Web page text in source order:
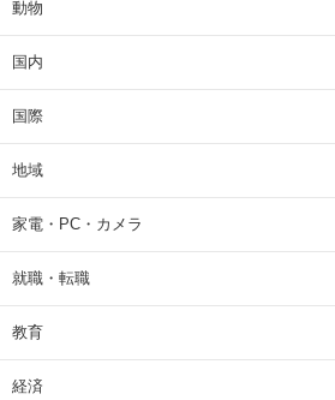
動物
国内
国際
地域
家電・PC・カメラ
就職・転職
教育
経済